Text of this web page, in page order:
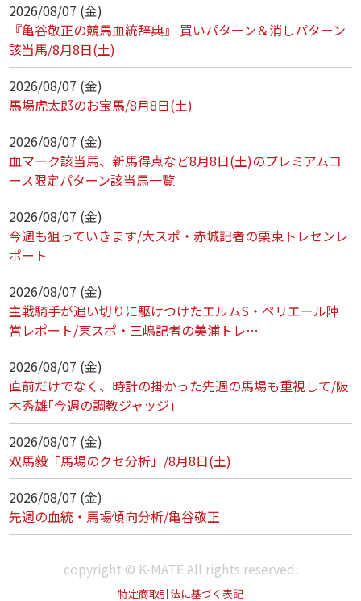
2026/08/07 (金)
『亀谷敬正の競馬血統辞典』 買いパターン＆消しパターン
該当馬/8月8日(土)
2026/08/07 (金)
馬場虎太郎のお宝馬/8月8日(土)
2026/08/07 (金)
血マーク該当馬、新馬得点など8月8日(土)のプレミアムコ
ース限定パターン該当馬一覧
2026/08/07 (金)
今週も狙っていきます/大スポ・赤城記者の栗東トレセンレ
ポート
2026/08/07 (金)
主戦騎手が追い切りに駆けつけたエルムS・ペリエール陣
営レポート/東スポ・三嶋記者の美浦トレ…
2026/08/07 (金)
直前だけでなく、時計の掛かった先週の馬場も重視して/阪
木秀雄｢今週の調教ジャッジ｣
2026/08/07 (金)
双馬毅「馬場のクセ分析」/8月8日(土)
2026/08/07 (金)
先週の血統・馬場傾向分析/亀谷敬正
copyright © K-MATE All rights reserved.
特定商取引法に基づく表記